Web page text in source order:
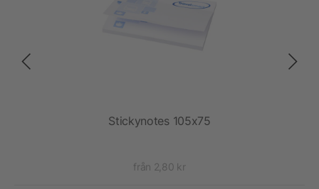
Stickynotes 105x75
från 2,80 kr